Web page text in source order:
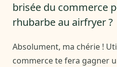
brisée du commerce
rhubarbe au airfryer ?
Absolument, ma chérie !
commerce te fera gagner